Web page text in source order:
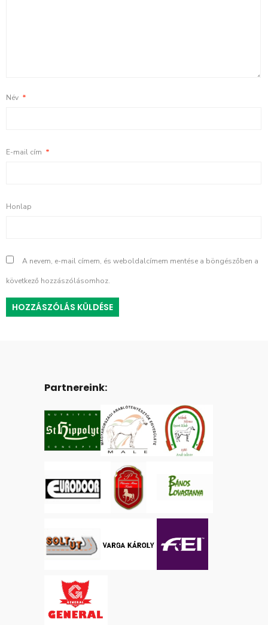
Név *
E-mail cím *
Honlap
A nevem, e-mail címem, és weboldalcímem mentése a böngészőben a
következő hozzászólásomhoz.
Partnereink: